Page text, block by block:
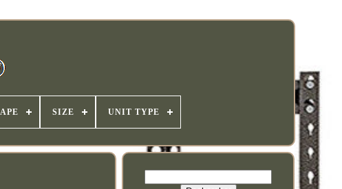
SIZE UNIT TYPE